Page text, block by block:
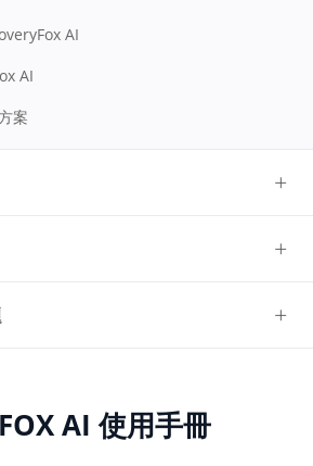
AI
AI
案
AI 使用手冊